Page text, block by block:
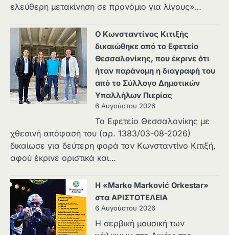
ελεύθερη μετακίνηση σε προνόμιο για λίγους»…
Ο Κωνσταντίνος Κιτιξής
δικαιώθηκε από το Εφετείο
Θεσσαλονίκης, που έκρινε ότι
ήταν παράνομη η διαγραφή του
από το Σύλλογο Δημοτικών
Υπαλλήλων Πιερίας
6 Αυγούστου 2026
Το Εφετείο Θεσσαλονίκης με
χθεσινή απόφασή του (αρ. 1383/03-08-2026)
δικαίωσε για δεύτερη φορά τον Κωνσταντίνο Κιτιξή,
αφού έκρινε οριστικά και…
Η «Marko Marković Orkestar»
στα ΑΡΙΣΤΟΤΕΛΕΙΑ
6 Αυγούστου 2026
Η σερβική μουσική των